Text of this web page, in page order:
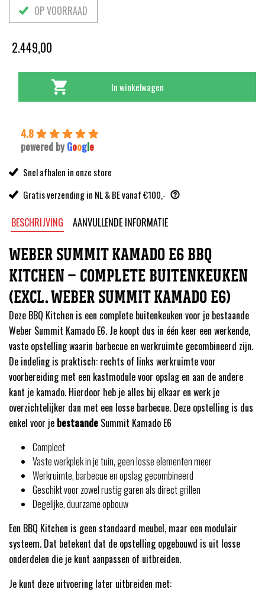
OP VOORRAAD
2.449,00
In winkelwagen
4.8
powered by Google
Snel afhalen in onze store
Gratis verzending in NL & BE vanaf €100,-
BESCHRIJVING AANVULLENDE INFORMATIE
WEBER SUMMIT KAMADO E6 BBQ
KITCHEN – COMPLETE BUITENKEUKEN
(EXCL. WEBER SUMMIT KAMADO E6)
Deze BBQ Kitchen is een complete buitenkeuken voor je bestaande
Weber Summit Kamado E6. Je koopt dus in één keer een werkende,
vaste opstelling waarin barbecue en werkruimte gecombineerd zijn.
De indeling is praktisch: rechts of links werkruimte voor
voorbereiding met een kastmodule voor opslag en aan de andere
kant je kamado. Hierdoor heb je alles bij elkaar en werk je
overzichtelijker dan met een losse barbecue. Deze opstelling is dus
enkel voor je bestaande Summit Kamado E6
Compleet
Vaste werkplek in je tuin, geen losse elementen meer
Werkruimte, barbecue en opslag gecombineerd
Geschikt voor zowel rustig garen als direct grillen
Degelijke, duurzame opbouw
Een BBQ Kitchen is geen standaard meubel, maar een modulair
systeem. Dat betekent dat de opstelling opgebouwd is uit losse
onderdelen die je kunt aanpassen of uitbreiden.
Je kunt deze uitvoering later uitbreiden met: